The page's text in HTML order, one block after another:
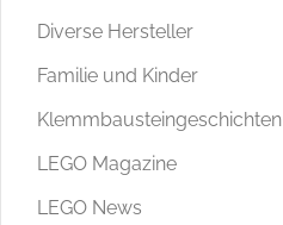
Diverse Hersteller
Familie und Kinder
Klemmbausteingeschichten
LEGO Magazine
LEGO News